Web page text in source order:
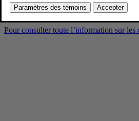
Volvo EX90 Vapour Grey Interior
Pour consulter toute l’information sur les